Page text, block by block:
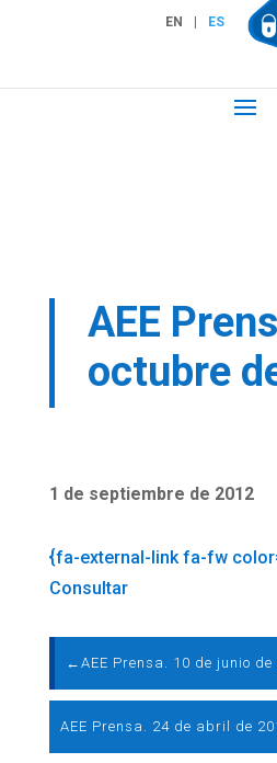
EN ES
AEE
octubre
1 de septiembre de 2012
{fa-external-link fa-fw
Consultar
← AEE Prensa. 10 de junio de
AEE Prensa. 24 de abril de